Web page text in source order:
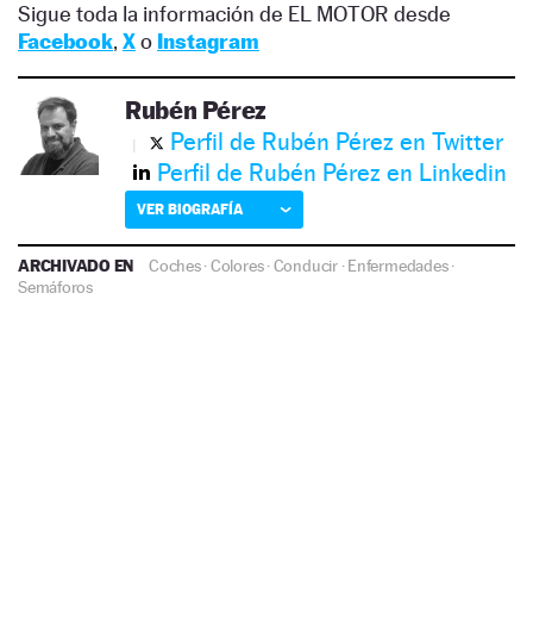
Sigue toda la información de EL MOTOR desde
Facebook, Xo Instagram
Rubén Pérez
Perfil de Rubén Pérez en Twitter
Perfil de Rubén Pérez en Linkedin
VER BIOGRAFÍA
ARCHIVADO EN Coches·Colores·Conducir·Enfermedades·
Semáforos